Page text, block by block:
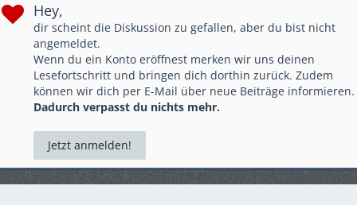
Hey,
dir scheint die Diskussion zu gefallen, aber du bist nicht
angemeldet.
Wenn du ein Konto eröffnest merken wir uns deinen
Lesefortschritt und bringen dich dorthin zurück. Zudem
können wir dich per E-Mail über neue Beiträge informieren.
Dadurch verpasst du nichts mehr.
Jetzt anmelden!